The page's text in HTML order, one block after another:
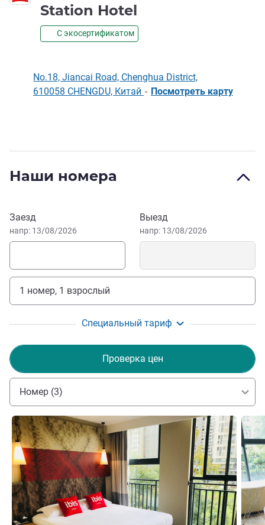
Station Hotel
С экосертификатом
No.18, Jiancai Road, Chenghua District,
610058 CHENGDU, Китай - Посмотреть карту
Описание
Наши номера
Забронировать этот отель
Заезд
напр: 13/08/2026
Выезд
напр: 13/08/2026
1 номер, 1 взрослый
Специальный тариф
Проверка цен
Номер (3)
Подробная информация